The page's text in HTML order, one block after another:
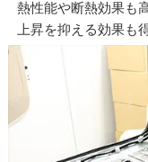
熱性能や断熱効果も
上昇を抑える効果も